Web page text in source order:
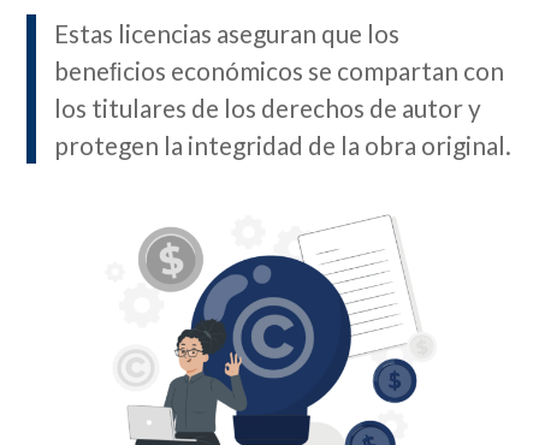
Estas licencias aseguran que los
beneﬁcios económicos se compartan con
los titulares de los derechos de autor y
protegen la integridad de la obra original.